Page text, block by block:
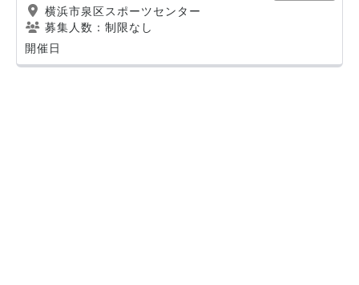
横浜市泉区スポーツセンター
募集人数：制限なし
開催日